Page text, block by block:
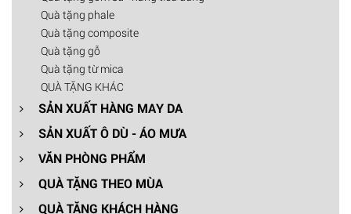
Quà tặng phale
Quà tặng composite
Quà tặng gỗ
Quà tặng từ mica
QUÀ TẶNG KHÁC
SẢN XUẤT HÀNG MAY DA
SẢN XUẤT Ô DÙ - ÁO MƯA
VĂN PHÒNG PHẨM
QUÀ TẶNG THEO MÙA
QUÀ TẶNG KHÁCH HÀNG